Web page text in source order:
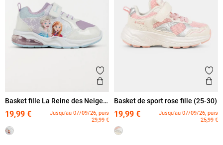
Ajouter aux favoris
Aperçu rapide
Basket fille La Reine des Neiges
19,99 €
Jusqu'au 07/09/26, puis
29,99 €
Basket de sport rose fille (25-30)
19,99 €
Jusqu'au 07/09/26, puis
25,99 €